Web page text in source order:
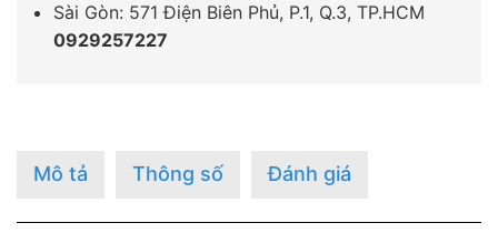
Sài Gòn: 571 Điện Biên Phủ, P.1, Q.3, TP.HCM
0929257227
Mô tả Thông số Đánh giá